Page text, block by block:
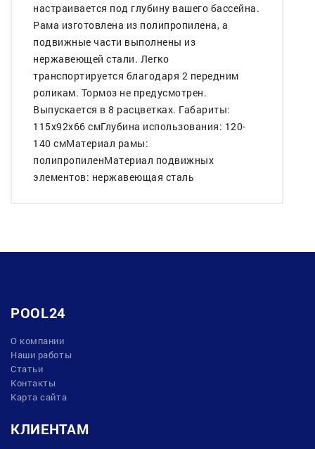
настраивается под глубину вашего бассейна.
Рама изготовлена из полипропилена, а
подвижные части выполнены из
нержавеющей стали. Легко
транспортируется благодаря 2 передним
роликам. Тормоз не предусмотрен.
Выпускается в 8 расцветках. Габариты:
115x92x66 смГлубина использования: 120-
140 смМатериал рамы:
полипропиленМатериал подвижных
элементов: нержавеющая сталь
POOL24
О компании
Наши работы
Статьи
Контакты
Карта сайта
КЛИЕНТАМ